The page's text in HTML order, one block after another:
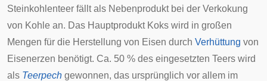
Steinkohlenteer fällt als Nebenprodukt bei der Verkokung
von Kohle an. Das Hauptprodukt Koks wird in großen
Mengen für die Herstellung von Eisen durch Verhüttung von
Eisenerzen benötigt. Ca. 50 % des eingesetzten Teers wird
als Teerpech gewonnen, das ursprünglich vor allem im